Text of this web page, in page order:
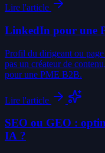
Lire l'article
LinkedIn pour une
Profil du dirigeant ou
pas un créateur de
pour une PME B2B.
Lire l'article
SEO ou GEO :
IA ?